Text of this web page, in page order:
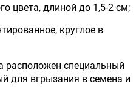
цвета, длиной до 1,5-2 см;
круглое в
расположен специальный
для вгрызания в семена и